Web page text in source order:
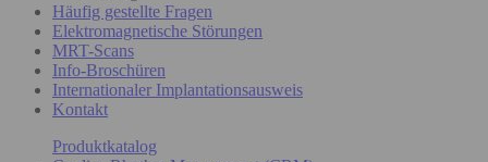
Häufig gestellte Fragen
Elektromagnetische Störungen
MRT-Scans
Info-Broschüren
Internationaler Implantationsausweis
Kontakt
Produktkatalog